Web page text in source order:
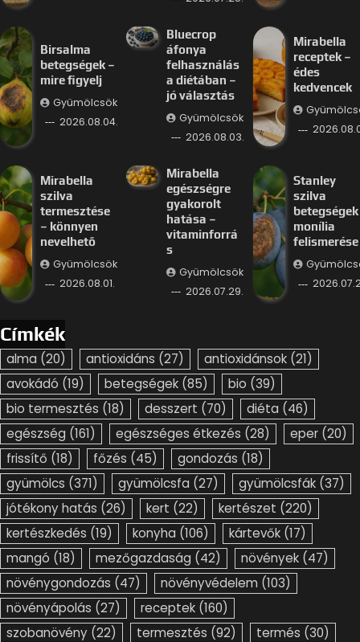
Birsalma
betegségek –
mire figyelj
Gyümölcsök
2026.08.04.
Bluecrop
áfonya
felhasználás
a diétában –
jó választás
Gyümölcsök
2026.08.03.
Mirabella
receptek –
édes
kedvencek
Mirabella
szilva
termesztése
– könnyen
nevelhető
Gyümölcsök
2026.08.01.
Mirabella
egészségre
gyakorolt
hatása –
vitaminforrá
s
Gyümölcsök
2026.07.29.
Stanley
szilva
betegségek
monília
felismerése
Címkék
alma (20) antioxidáns (27) antioxidánsok (21)
avokádó (19) betegségek (85) bio (39)
bio termesztés (18) desszert (70) diéta (46)
egészség (161) egészséges étkezés (28) eper (20)
frissítő (18) főzés (45) gondozás (18)
gyümölcs (371) gyümölcsfa (27) gyümölcsfák (37)
jótékony hatás (26) kert (22) kertészet (220)
kertészkedés (19) konyha (106) kártevők (17)
mangó (18) mezőgazdaság (42) növények (47)
növénygondozás (47) növényvédelem (103)
növényápolás (27) receptek (160)
szobanövény (22) termesztés (92) termés (30)